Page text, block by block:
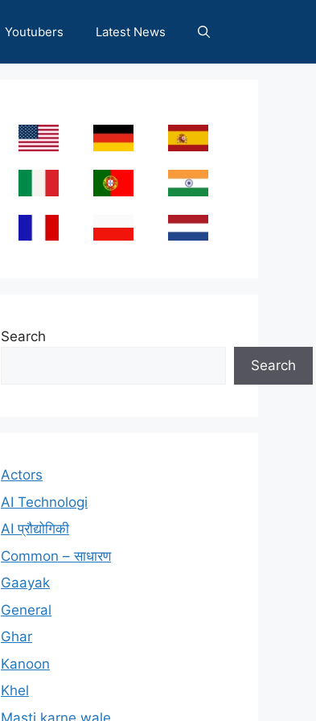
Youtubers Latest News
Search
Search
Actors
AI Technologi
AI प्रौद्योगिकी
Common – साधारण
Gaayak
General
Ghar
Kanoon
Khel
Masti karne wale